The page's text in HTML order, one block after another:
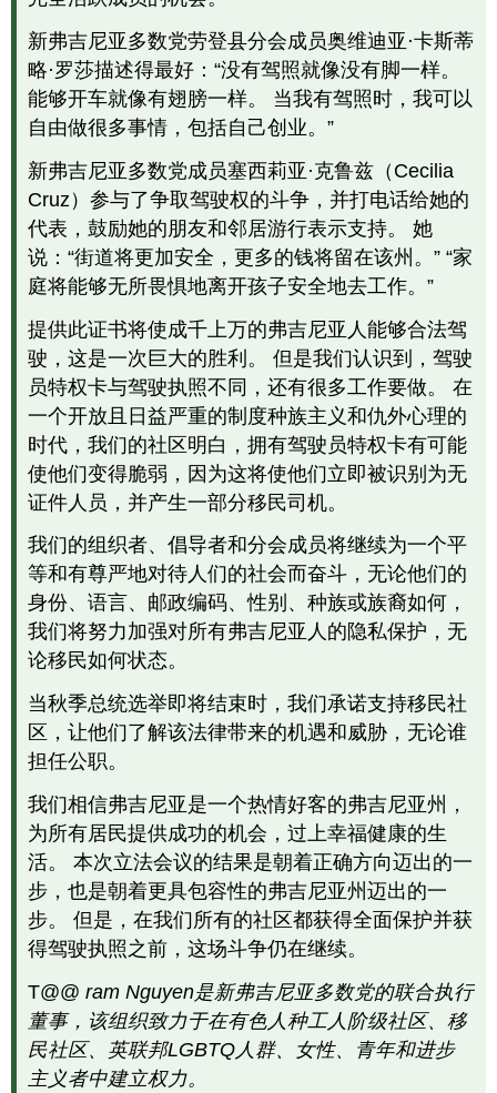
危
险
好
主
意
为
什
么
重
要
我
如
展
工
作
还
有
什
未
知
的
反
思
你
注
释
被
作
品
可
和
归
属
许
可
内
容：
原
新弗吉尼亚多数党劳登县分会成员奥维迪亚·卡斯蒂
略·罗莎描述得最好：“没有驾照就像没有脚一样。
能够开车就像有翅膀一样。 当我有驾照时，我可以
自由做很多事情，包括自己创业。”
新弗吉尼亚多数党成员塞西莉亚·克鲁兹（Cecilia
Cruz）参与了争取驾驶权的斗争，并打电话给她的
代表，鼓励她的朋友和邻居游行表示支持。 她
说：“街道将更加安全，更多的钱将留在该州。” “家
庭将能够无所畏惧地离开孩子安全地去工作。”
提供此证书将使成千上万的弗吉尼亚人能够合法驾
驶，这是一次巨大的胜利。 但是我们认识到，驾驶
员特权卡与驾驶执照不同，还有很多工作要做。 在
一个开放且日益严重的制度种族主义和仇外心理的
时代，我们的社区明白，拥有驾驶员特权卡有可能
使他们变得脆弱，因为这将使他们立即被识别为无
证件人员，并产生一部分移民司机。
我们的组织者、倡导者和分会成员将继续为一个平
等和有尊严地对待人们的社会而奋斗，无论他们的
身份、语言、邮政编码、性别、种族或族裔如何，
我们将努力加强对所有弗吉尼亚人的隐私保护，无
论移民如何状态。
当秋季总统选举即将结束时，我们承诺支持移民社
区，让他们了解该法律带来的机遇和威胁，无论谁
担任公职。
我们相信弗吉尼亚是一个热情好客的弗吉尼亚州，
为所有居民提供成功的机会，过上幸福健康的生
活。 本次立法会议的结果是朝着正确方向迈出的一
步，也是朝着更具包容性的弗吉尼亚州迈出的一
步。 但是，在我们所有的社区都获得全面保护并获
得驾驶执照之前，这场斗争仍在继续。
T@@ram Nguyen是新弗吉尼亚多数党的联合执行
董事，该组织致力于在有色人种工人阶级社区、移
民社区、英联邦LGBTQ人群、女性、青年和进步
主义者中建立权力。